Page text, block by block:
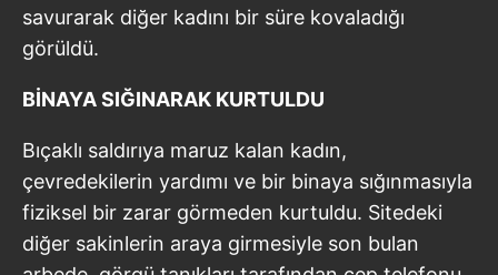
savurarak diğer kadını bir süre kovaladığı
görüldü.
BİNAYA SIĞINARAK KURTULDU
Bıçaklı saldırıya maruz kalan kadın,
çevredekilerin yardımı ve bir binaya sığınmasıyla
fiziksel bir zarar görmeden kurtuldu. Sitedeki
diğer sakinlerin araya girmesiyle son bulan